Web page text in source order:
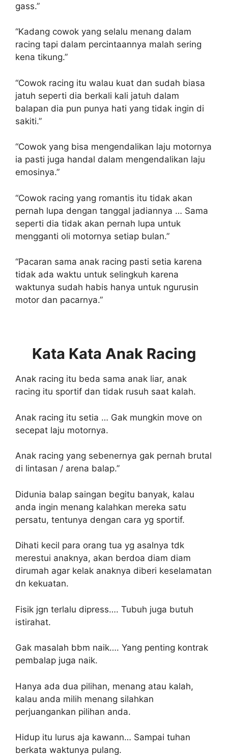
gass.”
“Kadang cowok yang selalu menang dalam
racing tapi dalam percintaannya malah sering
kena tikung.”
“Cowok racing itu walau kuat dan sudah biasa
jatuh seperti dia berkali kali jatuh dalam
balapan dia pun punya hati yang tidak ingin di
sakiti.”
“Cowok yang bisa mengendalikan laju motornya
ia pasti juga handal dalam mengendalikan laju
emosinya.”
“Cowok racing yang romantis itu tidak akan
pernah lupa dengan tanggal jadiannya … Sama
seperti dia tidak akan pernah lupa untuk
mengganti oli motornya setiap bulan.”
“Pacaran sama anak racing pasti setia karena
tidak ada waktu untuk selingkuh karena
waktunya sudah habis hanya untuk ngurusin
motor dan pacarnya.”
Kata Kata Anak Racing
Anak racing itu beda sama anak liar, anak
racing itu sportif dan tidak rusuh saat kalah.
Anak racing itu setia … Gak mungkin move on
secepat laju motornya.
Anak racing yang sebenernya gak pernah brutal
di lintasan / arena balap.”
Didunia balap saingan begitu banyak, kalau
anda ingin menang kalahkan mereka satu
persatu, tentunya dengan cara yg sportif.
Dihati kecil para orang tua yg asalnya tdk
merestui anaknya, akan berdoa diam diam
dirumah agar kelak anaknya diberi keselamatan
dn kekuatan.
Fisik jgn terlalu dipress…. Tubuh juga butuh
istirahat.
Gak masalah bbm naik…. Yang penting kontrak
pembalap juga naik.
Hanya ada dua pilihan, menang atau kalah,
kalau anda milih menang silahkan
perjuangankan pilihan anda.
Hidup itu lurus aja kawann… Sampai tuhan
berkata waktunya pulang.